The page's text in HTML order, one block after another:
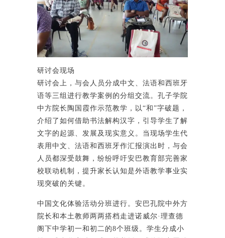
研讨会现场
研讨会上，与会人员分成中文、法语和西班牙
语等三组进行教学案例的分组交流。孔子学院
中方院长陶国霞作示范教学，以“和”字破题，
介绍了如何借助书法解构汉字，引导学生了解
文字的起源、发展及现实意义。当现场学生代
表用中文、法语和西班牙作汇报演出时，与会
人员都深受鼓舞，纷纷呼吁安巴教育部完善家
校联动机制，提升家长认知是外语教学事业实
现突破的关键。
中国文化体验活动分班进行。安巴孔院中外方
院长和本土教师两两搭档走进诺威尔·理查德
阁下中学初一和初二的8个班级。学生分成小